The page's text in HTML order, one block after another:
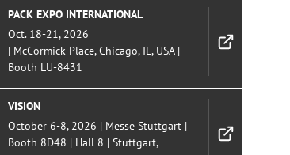
PACK EXPO INTERNATIONAL
Oct. 18-21, 2026
| McCormick Place, Chicago, IL, USA |
Booth LU-8431
VISION
October 6-8, 2026 | Messe Stuttgart |
Booth 8D48 | Hall 8 | Stuttgart,